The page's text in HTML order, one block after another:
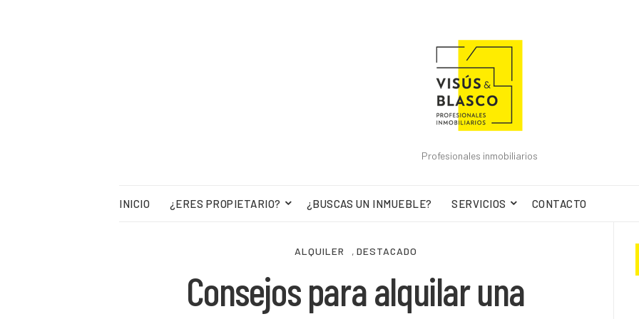
Profesionales inmobiliarios
INICIO ¿ERES PROPIETARIO? ¿BUSCAS UN INMUEBLE? SERVICIOS CONTACTO
ALQUILER , DESTACADO
Consejos para alquilar una